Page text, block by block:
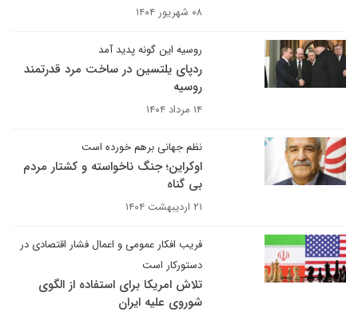
۰۸ شهریور ۱۴۰۴
روسیه این گونه پدید آمد
ردپای یلتسین در ساخت مرد قدرتمند
روسیه
۱۴ مرداد ۱۴۰۴
نظم جهانی برهم خورده است
اوکراین؛ جنگ ناخواسته و کشتار مردم
بی گناه
۲۱ اردیبهشت ۱۴۰۴
فریب افکار عمومی و اعمال فشار اقتصادی در
دستورکار است
تلاش امریکا برای استفاده از الگوی
شوروی علیه ایران